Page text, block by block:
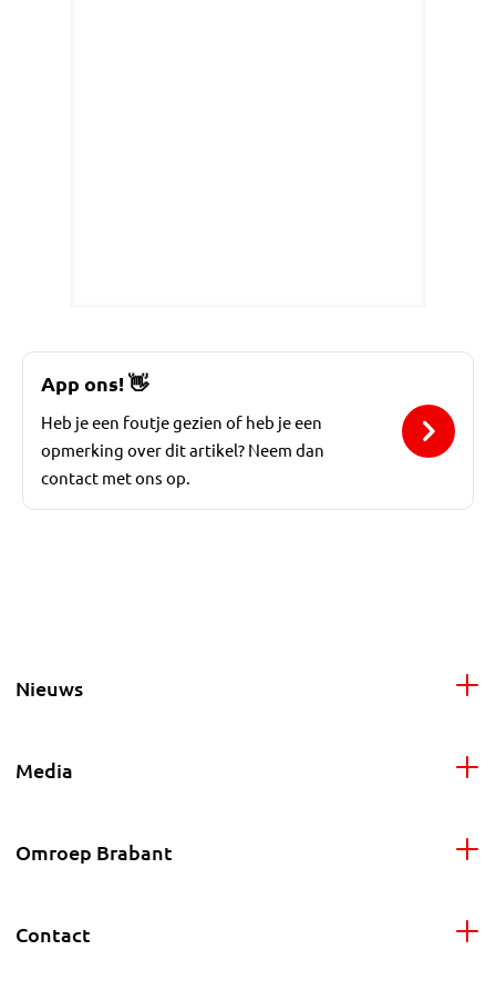
App ons!👋
Heb je een foutje gezien of heb je een
opmerking over dit artikel? Neem dan
contact met ons op.
Nieuws
Media
Omroep Brabant
Contact